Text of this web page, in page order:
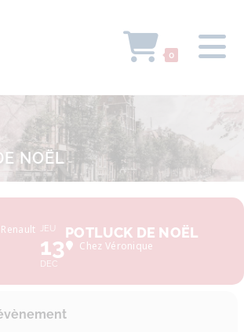
0
NOËL
JEU
13
DEC
POTLUCK DE NOËL
Chez Véronique